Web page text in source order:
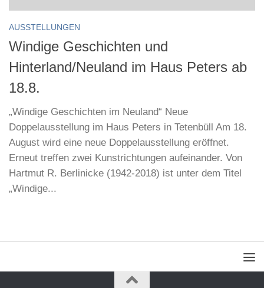
AUSSTELLUNGEN
Windige Geschichten und
Hinterland/Neuland im Haus Peters ab
18.8.
„Windige Geschichten im Neuland“ Neue
Doppelausstellung im Haus Peters in Tetenbüll Am 18.
August wird eine neue Doppelausstellung eröffnet.
Erneut treffen zwei Kunstrichtungen aufeinander. Von
Hartmut R. Berlinicke (1942-2018) ist unter dem Titel
„Windige...